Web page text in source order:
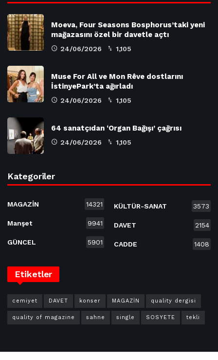
Moeva, Four Seasons Bosphorus’taki yeni
mağazasını özel bir davetle açtı
24/06/2026 1,105
Muse For All ve Mon Rêve dostlarını
İstinyePark’ta ağırladı
24/06/2026 1,105
64 sanatçıdan ‘Organ Bağışı’ çağrısı
24/06/2026 1,105
Kategoriler
MAGAZİN 14321
Manşet 9941
GÜNCEL 5901
KÜLTÜR-SANAT 3573
DAVET 2154
CADDE 1408
Etiketler
cemiyet DAVET konser MAGAZİN quality dergisi
quality of magazine sahne single SOSYETE tekli